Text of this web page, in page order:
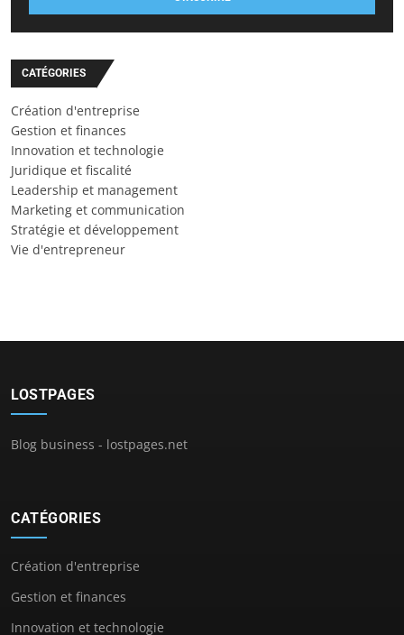
CATÉGORIES
Création d'entreprise
Gestion et finances
Innovation et technologie
Juridique et fiscalité
Leadership et management
Marketing et communication
Stratégie et développement
Vie d'entrepreneur
LOSTPAGES
Blog business - lostpages.net
CATÉGORIES
Création d'entreprise
Gestion et finances
Innovation et technologie